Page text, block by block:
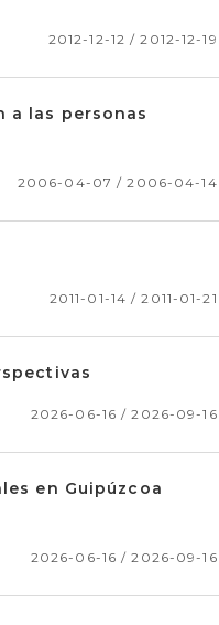
2012-12-12 / 2012-12-19
a las personas
2006-04-07 / 2006-04-14
2011-01-14 / 2011-01-21
2026-06-16 / 2026-09-16
en Guipúzcoa
2026-06-16 / 2026-09-16